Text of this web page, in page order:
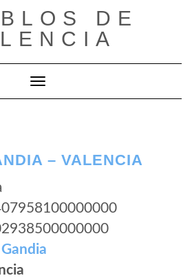
DE
Cambiar modo de navegación
– VALENCIA
Gandia